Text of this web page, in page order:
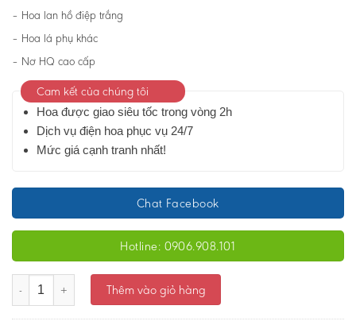
– Hoa lan hồ điệp trắng
– Hoa lá phụ khác
– Nơ HQ cao cấp
Cam kết của chúng tôi
Hoa được giao siêu tốc trong vòng 2h
Dịch vụ điện hoa phục vụ 24/7
Mức giá cạnh tranh nhất!
Chat Facebook
Hotline: 0906.908.101
Kệ hoa chia buồn - 03 - Ms:1980 số lượng
Thêm vào giỏ hàng